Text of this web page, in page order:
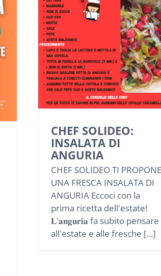
CHEF SOLIDEO:
INSALATA DI
ANGURIA
CHEF SOLIDEO TI PROPONE
UNA FRESCA INSALATA DI
ANGURIA Eccoci con la
prima ricetta dell'estate!
𝐋'𝐚𝐧𝐠𝐮𝐫𝐢𝐚 fa subito pensare
all'estate e alle fresche [...]